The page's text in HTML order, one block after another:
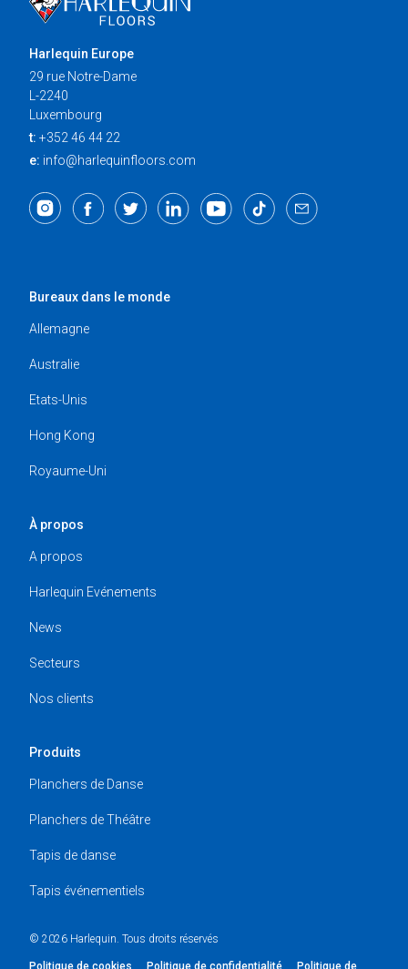
Harlequin Europe
29 rue Notre-Dame
L-2240
Luxembourg
t: +352 46 44 22
e: info@harlequinfloors.com
Bureaux dans le monde
Allemagne
Australie
Etats-Unis
Hong Kong
Royaume-Uni
À propos
A propos
Harlequin Evénements
News
Secteurs
Nos clients
Produits
Planchers de Danse
Planchers de Théâtre
Tapis de danse
Tapis événementiels
© 2026 Harlequin. Tous droits réservés
Politique de cookies Politique de confidentialité Politique de